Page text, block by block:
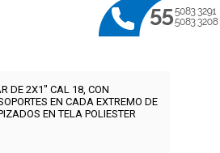
DE 2X1" CAL 18, CON
EN CADA EXTREMO DE
EN TELA POLIESTER